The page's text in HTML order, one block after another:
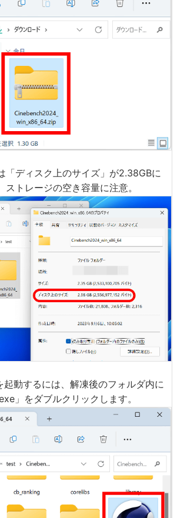
「ディスク上のサイズ」が2.38GBに
ストレージの空き容量に注意。
動するには、解凍後のフォルダ内に
」をダブルクリックします。